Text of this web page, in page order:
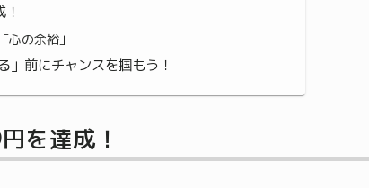
の余裕」
」前にチャンスを掴もう！
を達成！